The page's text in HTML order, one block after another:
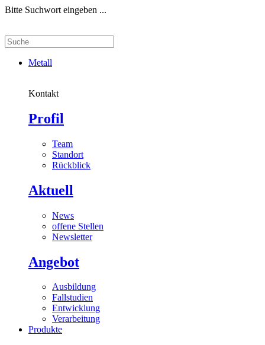
Bitte Suchwort eingeben ...
Metall
Kontakt
Profil
Team
Standort
Rückblick
Aktuell
News
offene Stellen
Newsletter
Angebot
Ausbildung
Fallstudien
Entwicklung
Verarbeitung
Produkte